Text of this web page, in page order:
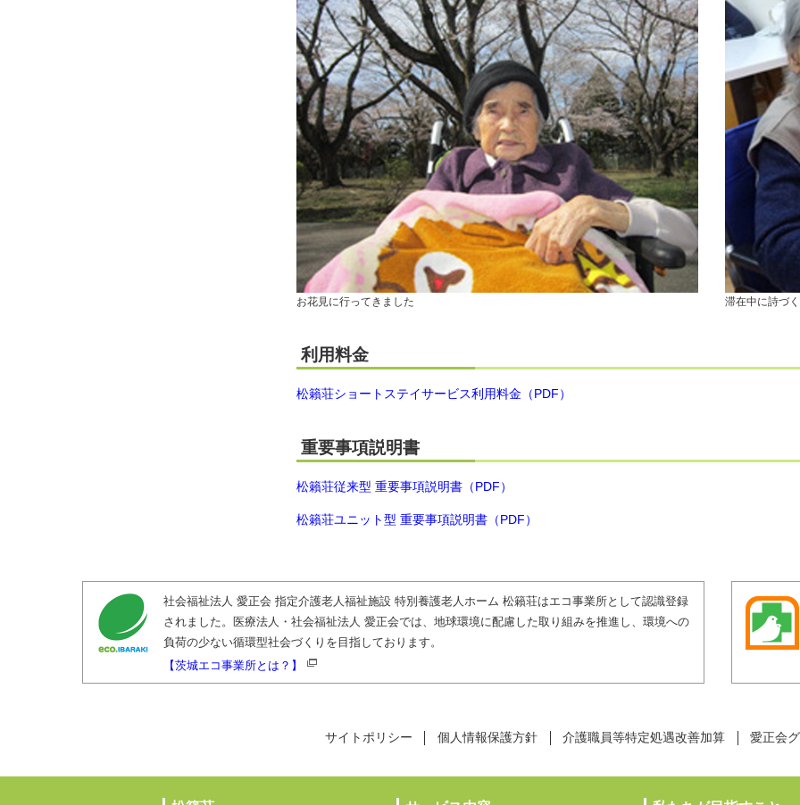
お花見に行ってきました 滞在中に詩づ
利用料金
松籟荘ショートステイサービス利用料金（PDF）
重要事項説明書
松籟荘従来型 重要事項説明書（PDF）
松籟荘ユニット型 重要事項説明書（PDF）
社会福祉法人 愛正会 指定介護老人福祉施設 特別養護老人ホーム 松籟荘はエコ事業所として認識登録
されました。医療法人・社会福祉法人 愛正会では、地球環境に配慮した取り組みを推進し、環境への
負荷の少ない循環型社会づくりを目指しております。
【茨城エコ事業所とは？】
サイトポリシー 個人情報保護方針 介護職員等特定処遇改善加算 愛正会